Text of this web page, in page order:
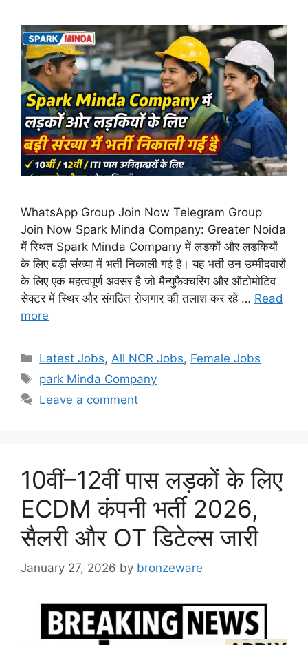
WhatsApp Group Join Now Telegram Group
Join Now Spark Minda Company: Greater Noida
में स्थित Spark Minda Company में लड़कों और लड़कियों
के लिए बड़ी संख्या में भर्ती निकाली गई है। यह भर्ती उन उम्मीदवारों
के लिए एक महत्वपूर्ण अवसर है जो मैन्युफैक्चरिंग और ऑटोमोटिव
सेक्टर में स्थिर और संगठित रोजगार की तलाश कर रहे … Read
more
Categories
Latest Jobs, All NCR Jobs, Female Jobs
Tags
park Minda Company
Leave a comment
10वीं–12वीं पास लड़कों के लिए
ECDM कंपनी भर्ती 2026,
सैलरी और OT डिटेल्स जारी
January 27, 2026 by bronzeware